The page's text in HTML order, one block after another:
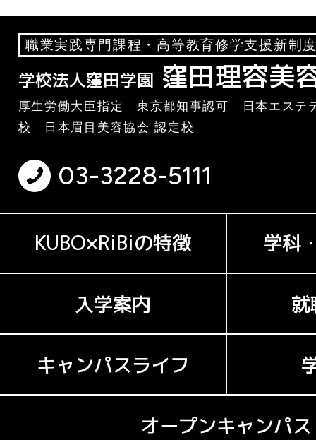
職業実践専門課程・高等教育修学支援新制
学校法人窪田学園 窪田理容美
厚生労働大臣指定 東京都知事認可 日本エステ
校 日本眉目美容協会 認定校
03-3228-5111
KUBO×RiBiの特徴 学科
入学案内
キャンパスライフ
オープンキャンパス